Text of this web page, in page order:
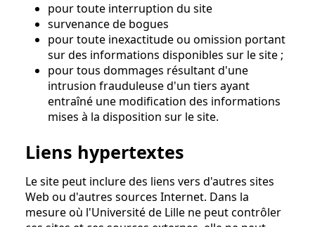
pour toute interruption du site
survenance de bogues
pour toute inexactitude ou omission portant
sur des informations disponibles sur le site ;
pour tous dommages résultant d'une
intrusion frauduleuse d'un tiers ayant
entraîné une modification des informations
mises à la disposition sur le site.
Liens hypertextes
Le site peut inclure des liens vers d'autres sites
Web ou d'autres sources Internet. Dans la
mesure où l'Université de Lille ne peut contrôler